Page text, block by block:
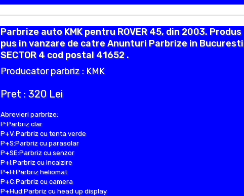
Parbrize auto KMK pentru ROVER 45, din 2003. Produs
pus in vanzare de catre Anunturi Parbrize in Bucuresti
SECTOR 4 cod postal 41652 .
Producator parbriz : KMK
Pret : 320 Lei
Abrevieri parbrize:
P:Parbriz clar
P+V:Parbriz cu tenta verde
P+S:Parbriz cu parasolar
P+SE:Parbriz cu senzor
P+I:Parbriz cu incalzire
P+H:Parbriz heliomat
P+C:Parbriz cu camera
P+Hud:Parbriz cu head up display